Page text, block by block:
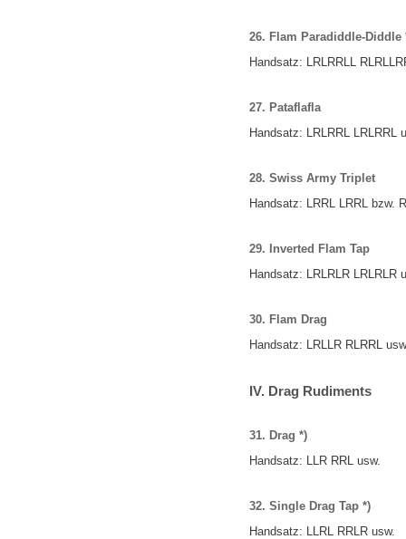
26. Flam Paradiddle-Diddle
Handsatz: LRLRRLL
27. Pataflafla
Handsatz: LRLRRL LRLRRL
28. Swiss Army Triplet
Handsatz: LRRL LRRL bzw.
29. Inverted Flam Tap
Handsatz: LRLRLR LRLRLR
30. Flam Drag
Handsatz: LRLLR RLRRL
IV. Drag Rudiments
31. Drag *)
Handsatz: LLR RRL usw.
32. Single Drag Tap *)
Handsatz: LLRL RRLR usw.